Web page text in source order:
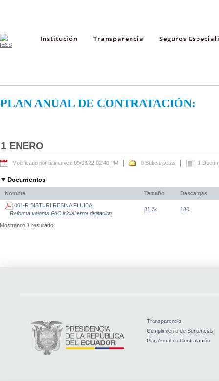
Institución Transparencia Seguros
PLAN ANUAL DE CONTRATACIÓN:
1 ENERO
Modificado por última vez 09/03/22 02:40 PM 0 Subcarpetas 1
Documentos
Nombre Tamaño Descargas
001-R BISTURI RESINA FLUIDA
Reforma valores PAC inicial error digitacion
81,2k 180
Mostrando 1 resultado.
Transparencia
Cumplimiento de Sentencias
Plan Anual de Contratación